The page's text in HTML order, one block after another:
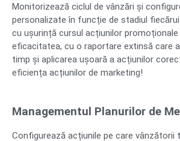
Monitorizează ciclul de vânzări și
personalizate în funcție de stadiul
cu ușurință cursul acțiunilor
eficacitatea, cu o raportare extinsă care
timp și aplicarea ușoară a acțiunilor
eficiența acțiunilor de marketing!
Managementul Planurilor de
Configurează acțiunile pe care vânzătorii